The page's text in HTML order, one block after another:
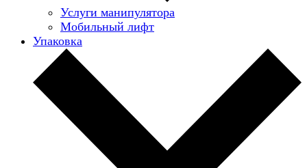
Услуги манипулятора
Мобильный лифт
Упаковка